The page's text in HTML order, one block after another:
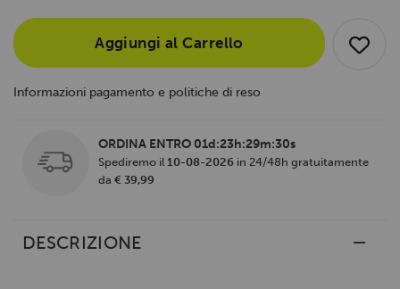
Aggiungi al Carrello
Informazioni pagamento e politiche di reso
ORDINA ENTRO 01d:23h:29m:29s
Spediremo il 10-08-2026 in 24/48h gratuitamente
da € 39,99
DESCRIZIONE